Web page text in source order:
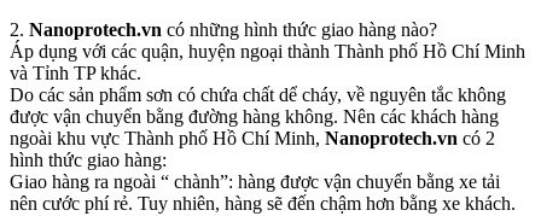
2. Nanoprotech.vn có những hình thức giao hàng nào?
Áp dụng với các quận, huyện ngoại thành Thành phố Hồ Chí Minh
và Tỉnh TP khác.
Do các sản phẩm sơn có chứa chất dể cháy, về nguyên tắc không
được vận chuyển bằng đường hàng không. Nên các khách hàng
ngoài khu vực Thành phố Hồ Chí Minh, Nanoprotech.vn có 2
hình thức giao hàng:
Giao hàng ra ngoài “ chành”: hàng được vận chuyển bằng xe tải
nên cước phí rẻ. Tuy nhiên, hàng sẽ đến chậm hơn bằng xe khách.